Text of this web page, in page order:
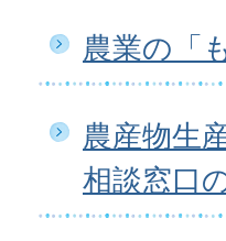
農業の「
農産物生
相談窓口